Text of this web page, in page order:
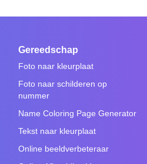
Gereedschap
Foto naar kleurplaat
Foto naar schilderen op
nummer
Name Coloring Page Generator
Tekst naar kleurplaat
Online beeldverbeteraar